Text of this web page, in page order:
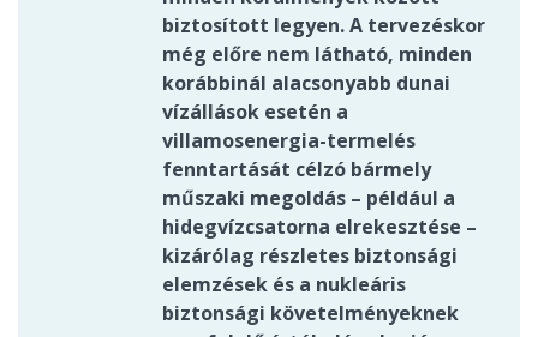
biztosított legyen. A tervezéskor
még előre nem látható, minden
korábbinál alacsonyabb dunai
vízállások esetén a
villamosenergia-termelés
fenntartását célzó bármely
műszaki megoldás – például a
hidegvízcsatorna elrekesztése –
kizárólag részletes biztonsági
elemzések és a nukleáris
biztonsági követelményeknek